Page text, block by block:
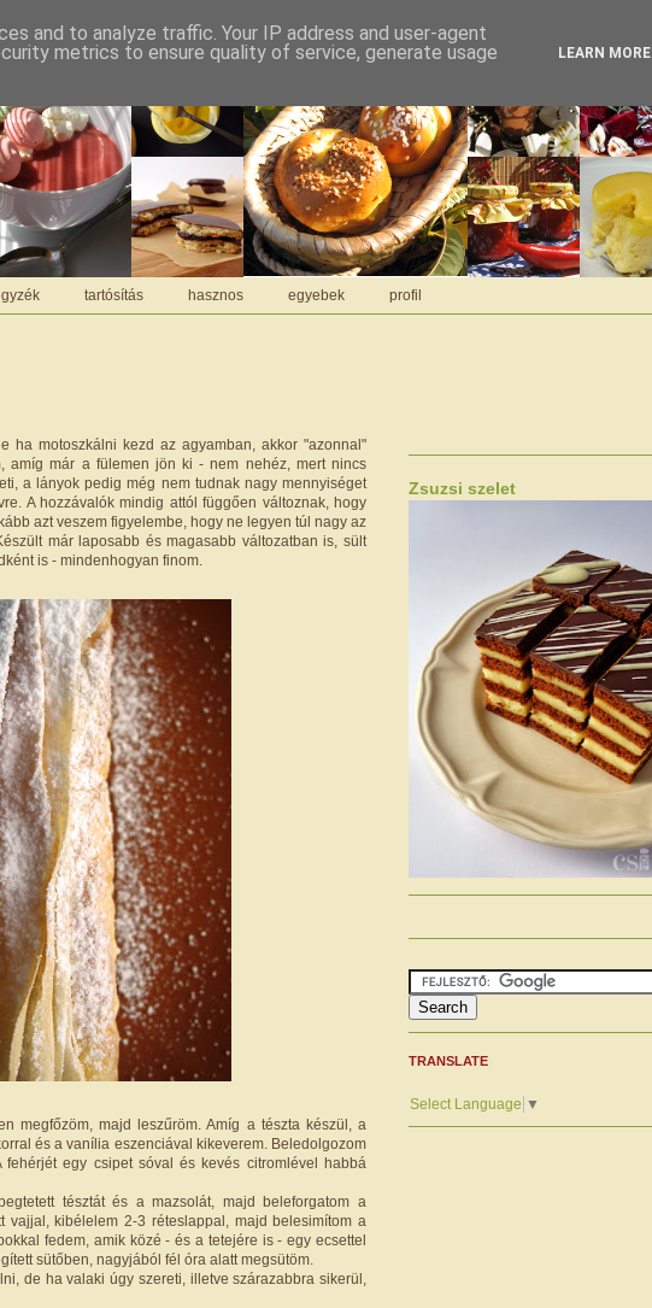
tartósítás hasznos egyebek profil
ha motoszkálni kezd az agyamban, akkor "azonnal"
amíg már a fülemen jön ki - nem nehéz, mert nincs
a lányok pedig még nem tudnak nagy mennyiséget
A hozzávalók mindig attól függően változnak, hogy
azt veszem figyelembe, hogy ne legyen túl nagy az
már laposabb és magasabb változatban is, sült
is - mindenhogyan finom.
megfőzöm, majd leszűröm. Amíg a tészta készül, a
és a vanília eszenciával kikeverem. Beledolgozom
egy csipet sóval és kevés citromlével habbá
tésztát és a mazsolát, majd beleforgatom a
vajjal, kibélelem 2-3 réteslappal, majd belesimítom a
fedem, amik közé - és a tetejére is - egy ecsettel
sütőben, nagyjából fél óra alatt megsütöm.
de ha valaki úgy szereti, illetve szárazabbra sikerül,
Zsuzsi szelet
TRANSLATE
Select Language ▼
and to analyze traffic. Your IP address and user-agent
metrics to ensure quality of service, generate usage
LEARN MORE